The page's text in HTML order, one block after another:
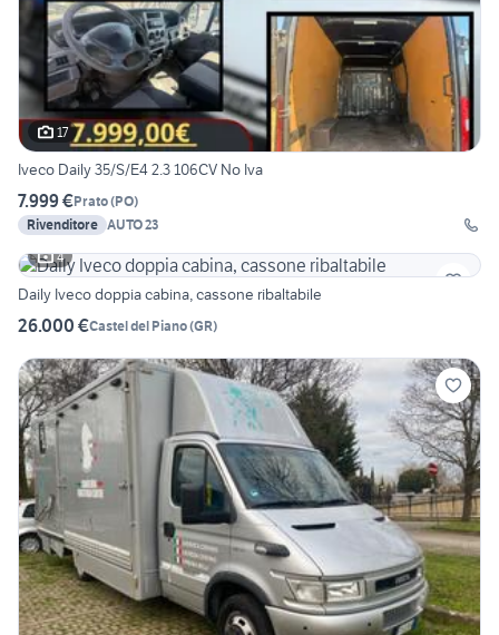
17
Iveco Daily 35/S/E4 2.3 106CV No Iva
7.999 €Prato(PO)
Rivenditore AUTO 23
4
Daily Iveco doppia cabina, cassone ribaltabile
26.000 €Castel del Piano(GR)